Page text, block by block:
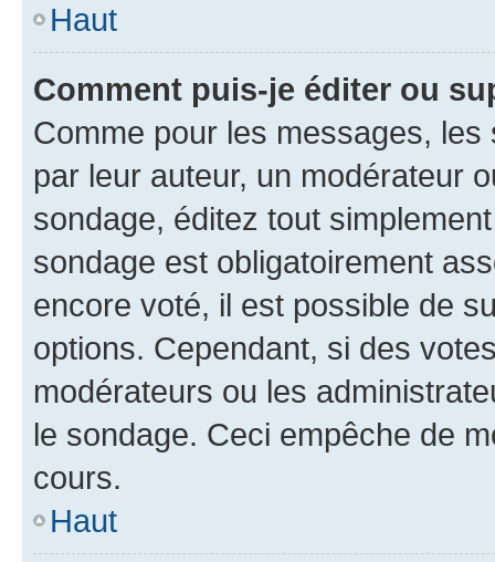
Haut
Comment puis-je éditer ou
Comme pour les messages,
par leur auteur, un modérateur
sondage, éditez tout
sondage est obligatoirement
encore voté, il est possible de
options. Cependant, si des
modérateurs ou les
le sondage. Ceci empêche de
cours.
Haut